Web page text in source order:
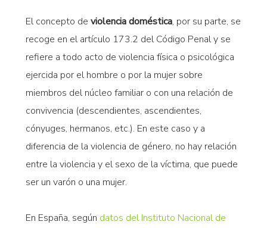
El concepto de violencia doméstica, por su parte, se
recoge en el artículo 173.2 del Código Penal y se
refiere a todo acto de violencia física o psicológica
ejercida por el hombre o por la mujer sobre
miembros del núcleo familiar o con una relación de
convivencia (descendientes, ascendientes,
cónyuges, hermanos, etc.). En este caso y a
diferencia de la violencia de género, no hay relación
entre la violencia y el sexo de la víctima, que puede
ser un varón o una mujer.
En España, según datos del Instituto Nacional de